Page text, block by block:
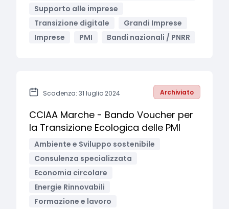
Supporto alle imprese
Transizione digitale
Grandi Imprese
Imprese
PMI Bandi nazionali / PNRR
Scadenza: 31 luglio 2024 Archiviato
CCIAA Marche - Bando Voucher per
la Transizione Ecologica delle PMI
Ambiente e Sviluppo sostenibile
Consulenza specializzata
Economia circolare
Energie Rinnovabili
Formazione e lavoro